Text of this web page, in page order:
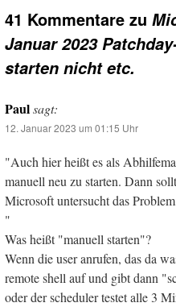
41 Kommentare zu
Januar 2023
starten nicht etc.
Paulsagt:
12. Januar 2023 um 01:15 Uhr
"Auch hier heißt es als
manuell neu zu starten. Dann
Microsoft untersucht das
"
Was heißt "manuell starten"?
Wenn die user anrufen, das da
remote shell auf und gibt dann
oder der scheduler testet alle 3